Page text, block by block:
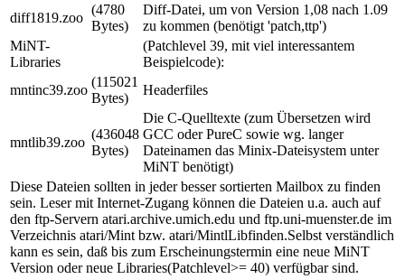
diff1819.zoo
(4780
Bytes)
Diff-Datei, um von Version 1,08 nach 1.09
zu kommen (benötigt 'patch,ttp')
MiNT-
Libraries
(Patchlevel 39, mit viel interessantem
Beispielcode):
mntinc39.zoo
(115021
Bytes)
Headerfiles
mntlib39.zoo
(436048
Bytes)
Die C-Quelltexte (zum Übersetzen wird
GCC oder PureC sowie wg. langer
Dateinamen das Minix-Dateisystem unter
MiNT benötigt)
Diese Dateien sollten in jeder besser sortierten Mailbox zu finden
sein. Leser mit Internet-Zugang können die Dateien u.a. auch auf
den ftp-Servern atari.archive.umich.edu und ftp.uni-muenster.de im
Verzeichnis atari/Mint bzw. atari/MintlLibfinden.Selbst verständlich
kann es sein, daß bis zum Erscheinungstermin eine neue MiNT
Version oder neue Libraries(Patchlevel>= 40) verfügbar sind.